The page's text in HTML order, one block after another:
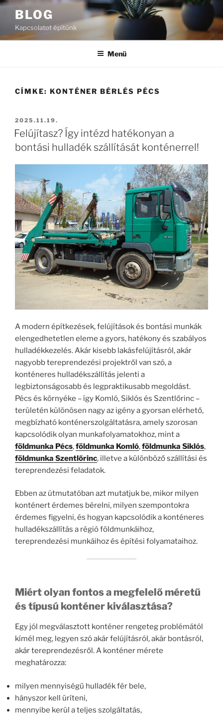
Tartalomhoz
BLOG
Kapcsolatot építünk
Menü
CÍMKE: KONTÉNER BÉRLÉS PÉCS
BEKÜLDVE:
2025.11.19.
Felújítasz? Így intézd hatékonyan a
bontási hulladék szállítását konténerrel!
A modern építkezések, felújítások és bontási munkák
elengedhetetlen eleme a gyors, hatékony és szabályos
hulladékkezelés. Akár kisebb lakásfelújításról, akár
nagyobb tereprendezési projektről van szó, a
konténeres hulladékszállítás jelenti a
legbiztonságosabb és legpraktikusabb megoldást.
Pécs és környéke – így Komló, Siklós és Szentlőrinc –
területén különösen nagy az igény a gyorsan elérhető,
megbízható konténerszolgáltatásra, amely szorosan
kapcsolódik olyan munkafolyamatokhoz, mint a
földmunka Pécs,földmunka Komló,földmunka Siklós,
földmunka Szentlőrinc, illetve a különböző szállítási és
tereprendezési feladatok.
Ebben az útmutatóban azt mutatjuk be, mikor milyen
konténert érdemes bérelni, milyen szempontokra
érdemes figyelni, és hogyan kapcsolódik a konténeres
hulladékszállítás a régió földmunkáihoz,
tereprendezési munkáihoz és építési folyamataihoz.
Miért olyan fontos a megfelelő méretű
és típusú konténer kiválasztása?
Egy jól megválasztott konténer rengeteg problémától
kímél meg, legyen szó akár felújításról, akár bontásról,
akár tereprendezésről. A konténer mérete
meghatározza:
milyen mennyiségű hulladék fér bele,
hányszor kell üríteni,
mennyibe kerül a teljes szolgáltatás,